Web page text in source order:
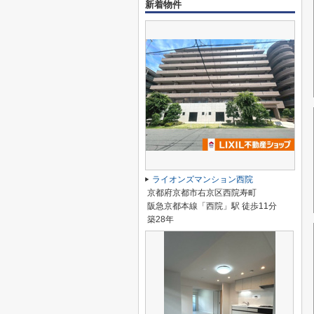
新着物件
ライオンズマンション西院
京都府京都市右京区西院寿町
阪急京都本線「西院」駅 徒歩11分
築28年